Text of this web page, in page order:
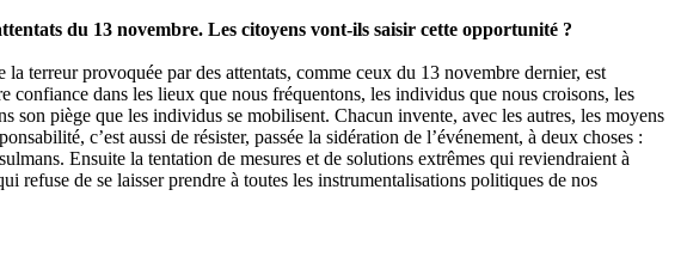
du 13 novembre. Les citoyens vont-ils saisir cette opportunité ?
terreur provoquée par des attentats, comme ceux du 13 novembre dernier, est
confiance dans les lieux que nous fréquentons, les individus que nous croisons, les
son piège que les individus se mobilisent. Chacun invente, avec les autres, les moyens
c’est aussi de résister, passée la sidération de l’événement, à deux choses :
Ensuite la tentation de mesures et de solutions extrêmes qui reviendraient à
refuse de se laisser prendre à toutes les instrumentalisations politiques de nos